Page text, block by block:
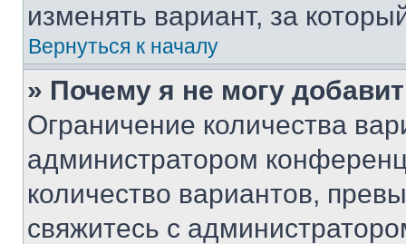
изменять вариант, за
Вернуться к началу
» Почему я не могу
Ограничение количества
администратором
количество вариантов,
свяжитесь с